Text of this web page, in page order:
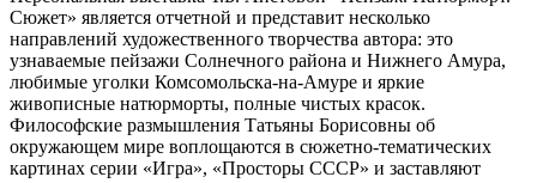
Сюжет» является отчетной и представит несколько
направлений художественного творчества автора: это
узнаваемые пейзажи Солнечного района и Нижнего Амура,
любимые уголки Комсомольска-на-Амуре и яркие
живописные натюрморты, полные чистых красок.
Философские размышления Татьяны Борисовны об
окружающем мире воплощаются в сюжетно-тематических
картинах серии «Игра», «Просторы СССР» и заставляют